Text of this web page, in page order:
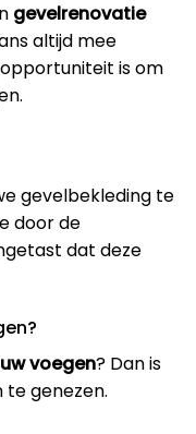
gevelrenovatie
altijd mee
is om
gevelbekleding te
door de
dat deze
voegen? Dan is
genezen.